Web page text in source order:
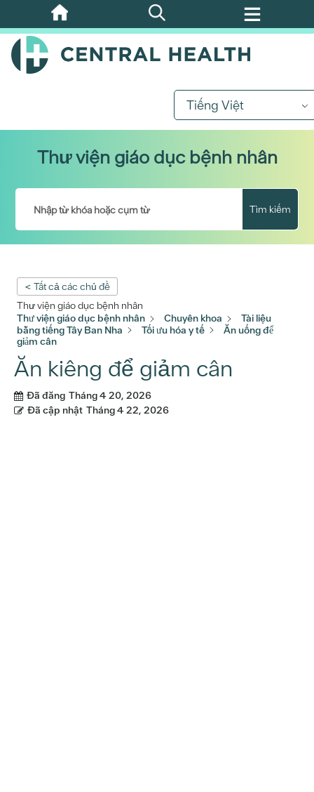
Bỏ
qua
nội
Tiếng Việt
Thư viện giáo dục bệnh nhân
Tìm kiếm
< Tất cả các chủ đề
Thư viện giáo dục bệnh nhân
Thư viện giáo dục bệnh nhân
Chuyên khoa
Tài liệu
bằng tiếng Tây Ban Nha
Tối ưu hóa y tế
Ăn uống để
giảm cân
Ăn kiêng để giảm cân
Đã đăng Tháng 4 20, 2026
Đã cập nhật Tháng 4 22, 2026